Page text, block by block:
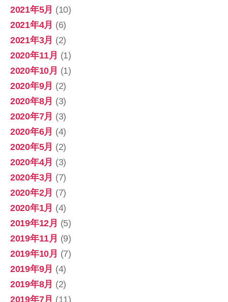
2021年5月 (10)
2021年4月 (6)
2021年3月 (2)
2020年11月 (1)
2020年10月 (1)
2020年9月 (2)
2020年8月 (3)
2020年7月 (3)
2020年6月 (4)
2020年5月 (2)
2020年4月 (3)
2020年3月 (7)
2020年2月 (7)
2020年1月 (4)
2019年12月 (5)
2019年11月 (9)
2019年10月 (7)
2019年9月 (4)
2019年8月 (2)
2019年7月 (11)